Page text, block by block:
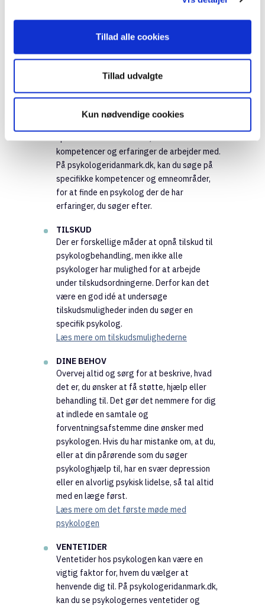
Tillad alle cookies
Tillad udvalgte
Kun nødvendige cookies
KOMPETENCER
Sørg for at stille spørgsmål til dine
forventninger til psykologen ved den første
henvendelse. Det kan være forventninger til,
kompetencer og erfaringer de arbejder med.
På psykologeridanmark.dk, kan du søge på
specifikke kompetencer og emneområder,
for at finde en psykolog der de har
erfaringer, du søger efter.
TILSKUD
Der er forskellige måder at opnå tilskud til
psykologbehandling, men ikke alle
psykologer har mulighed for at arbejde
under tilskudsordningerne. Derfor kan det
være en god idé at undersøge
tilskudsmuligheder inden du søger en
specifik psykolog.
Læs mere om tilskudsmulighederne
DINE BEHOV
Overvej altid og sørg for at beskrive, hvad
det er, du ønsker at få støtte, hjælp eller
behandling til. Det gør det nemmere for dig
at indlede en samtale og
forventningsafstemme dine ønsker med
psykologen. Hvis du har mistanke om, at du,
eller at din pårørende som du søger
psykologhjælp til, har en svær depression
eller en alvorlig psykisk lidelse, så tal altid
med en læge først.
Læs mere om det første møde med
psykologen
VENTETIDER
Ventetider hos psykologen kan være en
vigtig faktor for, hvem du vælger at
henvende dig til. På psykologeridanmark.dk,
kan du se psykologernes ventetider og